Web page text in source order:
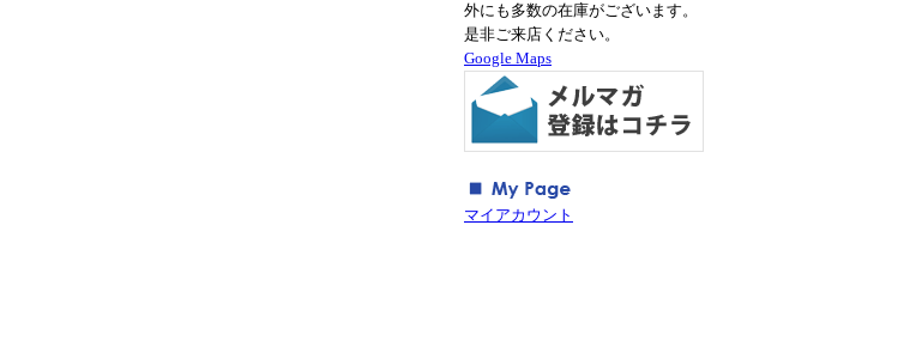
外にも多数の在庫がございます。
是非ご来店ください。
Google Maps
マイアカウント